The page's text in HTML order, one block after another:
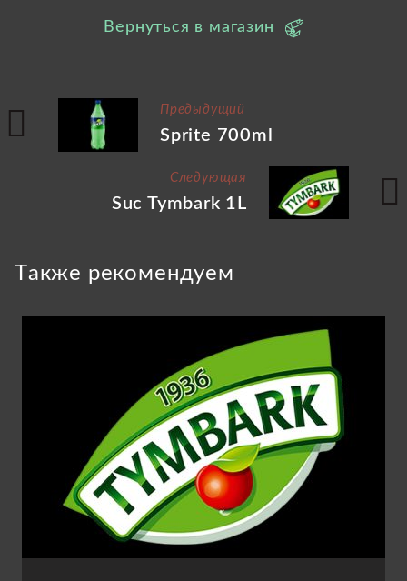
Вернуться в магазин
Предыдущий
Sprite 700ml
Следующая
Suc Tymbark 1L
Tакже рекомендуем